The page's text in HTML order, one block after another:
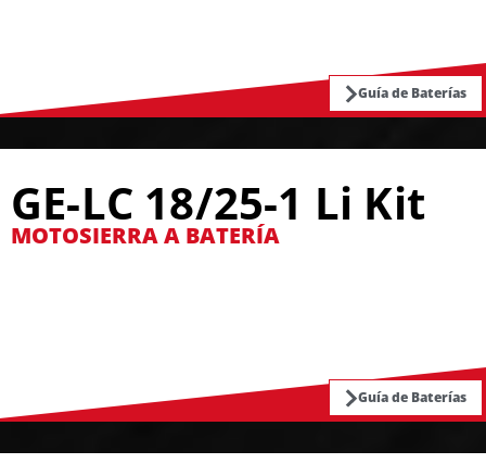
Guía de Baterías
GE-LC 18/25-1 Li Kit
MOTOSIERRA A BATERÍA
Guía de Baterías